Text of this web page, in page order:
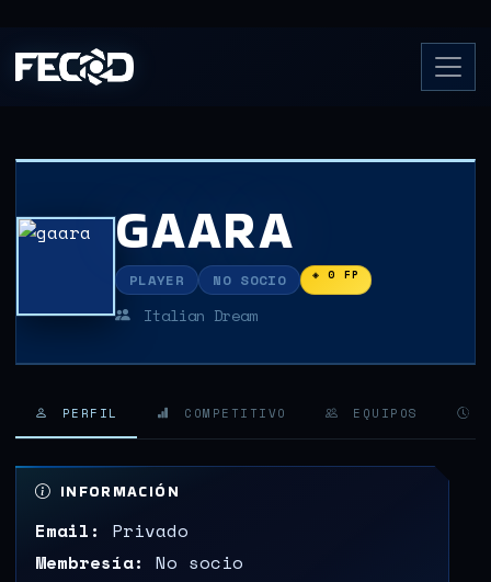
GAARA
PLAYER NO SOCIO ◈ 0 FP
Italian Dream
PERFIL COMPETITIVO EQUIPOS
INFORMACIÓN
Email:
Privado
Membresía: No socio